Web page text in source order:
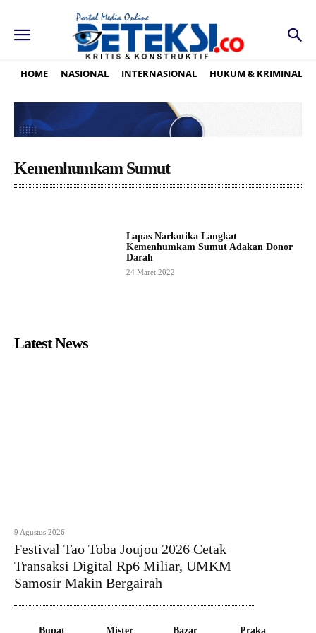
HOME NASIONAL INTERNASIONAL HUKUM & KRIMINAL
Kemenhumkam Sumut
Lapas Narkotika Langkat
Kemenhumkam Sumut Adakan Donor
Darah
24 Maret 2022
Latest News
9 Agustus 2026
Festival Tao Toba Joujou 2026 Cetak
Transaksi Digital Rp6 Miliar, UMKM
Samosir Makin Bergairah
Bupat
Mister
Bazar
Praka